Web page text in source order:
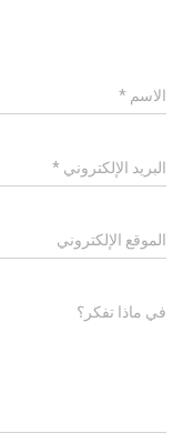
الاسم *
البريد الإلكتروني *
الموقع الإلكتروني
في ماذا تفكر؟